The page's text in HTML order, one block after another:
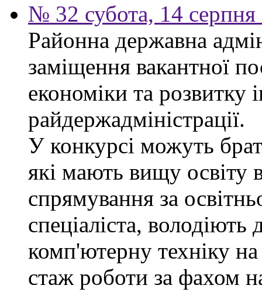
№ 32 субота, 14
Районна державна
заміщення вакантної
економіки та розвитку
райдержадміністрації.
У конкурсі можуть
які мають вищу освіту
спрямування за
спеціаліста,
комп'ютерну техніку на
стаж роботи за фахом